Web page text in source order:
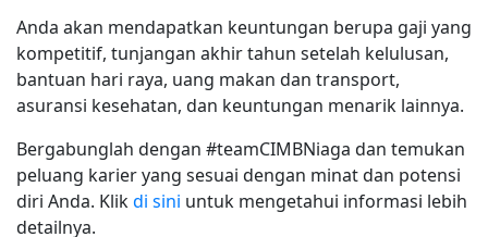
Anda akan mendapatkan keuntungan berupa gaji yang
kompetitif, tunjangan akhir tahun setelah kelulusan,
bantuan hari raya, uang makan dan transport,
asuransi kesehatan, dan keuntungan menarik lainnya.
Bergabunglah dengan #teamCIMBNiaga dan temukan
peluang karier yang sesuai dengan minat dan potensi
diri Anda. Klikdi sini untuk mengetahui informasi lebih
detailnya.